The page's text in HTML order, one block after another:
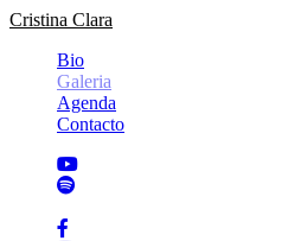
Cristina Clara
Bio
Galeria
Agenda
Contacto